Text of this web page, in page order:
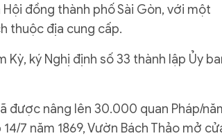
đồng thành phố Sài Gòn, với một
thuộc địa cung cấp.
Kỳ, ký Nghị định số 33 thành lập Ủy
được nâng lên 30.000 quan Pháp/
7 năm 1869, Vườn Bách Thảo mở